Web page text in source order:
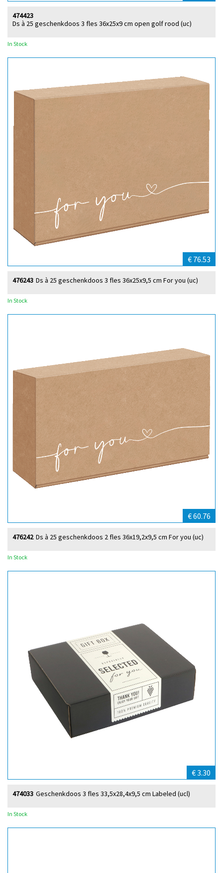
Ds à 25 geschenkdoos 3 fles 36x25x9 cm open golf rood (uc)
474423
In Stock
€ 76.53
Ds à 25 geschenkdoos 3 fles 36x25x9,5 cm For you (uc)
476243
In Stock
€ 60.76
Ds à 25 geschenkdoos 2 fles 36x19,2x9,5 cm For you (uc)
476242
In Stock
€ 3.30
Geschenkdoos 3 fles 33,5x28,4x9,5 cm Labeled (ucl)
474033
In Stock